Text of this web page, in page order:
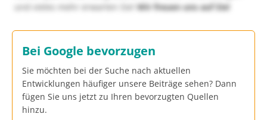
und vieles mehr erwarten Sie!Wir freuen uns auf Sie!
Bei Google bevorzugen
Sie möchten bei der Suche nach aktuellen
Entwicklungen häufiger unsere Beiträge sehen? Dann
fügen Sie uns jetzt zu Ihren bevorzugten Quellen
hinzu.